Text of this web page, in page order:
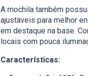
A mochila também
ajustáveis para melhor
em destaque na base.
locais com pouca
Características: